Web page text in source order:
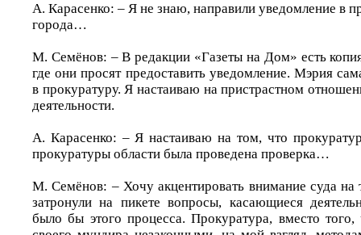
А. Карасенко: – Я не знаю, направили уведомление в
города…
М. Семёнов: – В редакции «Газеты на Дом» есть
где они просят предоставить уведомление. Мэрия
в прокуратуру. Я настаиваю на пристрастном
деятельности.
А. Карасенко: – Я настаиваю на том, что
прокуратуры области была проведена проверка…
М. Семёнов: – Хочу акцентировать внимание суда
затронули на пикете вопросы, касающиеся
было бы этого процесса. Прокуратура, вместо